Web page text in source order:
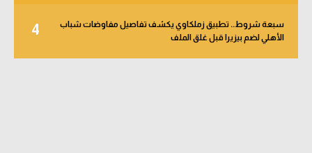
4
سبعة شروط.. تطبيق زملكاوي يكشف تفاصيل مفاوضات شباب
الأهلي لضم بيزيرا قبل غلق الملف